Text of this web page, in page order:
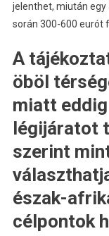
jelenthet, miután
során 300-600 eurót
A
öböl
miatt
légijáratot
szerint
észak-
célpontok